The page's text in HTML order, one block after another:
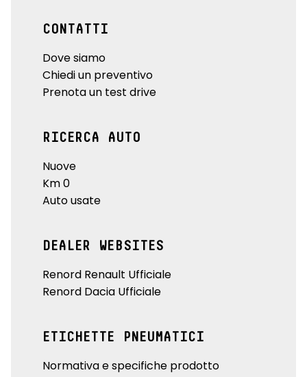
CONTATTI
Dove siamo
Chiedi un preventivo
Prenota un test drive
RICERCA AUTO
Nuove
Km 0
Auto usate
DEALER WEBSITES
Renord Renault Ufficiale
Renord Dacia Ufficiale
ETICHETTE PNEUMATICI
Normativa e specifiche prodotto